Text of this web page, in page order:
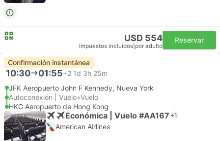
USD 554
Impuestos incluidos por adulto
Reservar
Confirmación instantánea
10:30 01:55+2 1d 3h 25m
JFK Aeropuerto John F Kennedy, Nueva York
Autoconexión | Vuelo+Vuelo
HKG Aeropuerto de Hong Kong
Económica | Vuelo #AA167 +1
American Airlines